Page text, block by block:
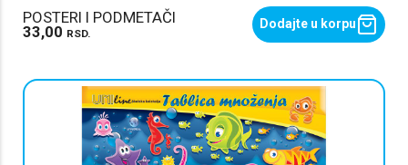
POSTERI I PODMETAČI
33,00 RSD.
Dodajte u korpu